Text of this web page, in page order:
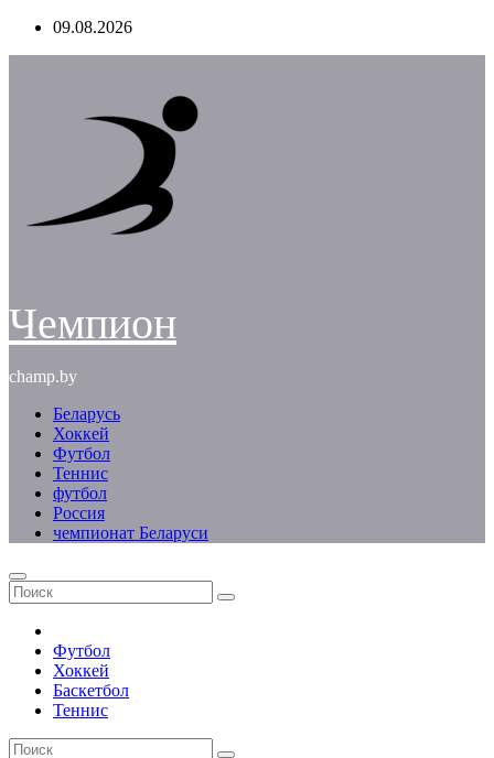
Перейти09.08.2026
Чемпион
champ.by
Беларусь
Хоккей
Футбол
Теннис
футбол
Россия
чемпионат Беларуси
Футбол
Хоккей
Баскетбол
Теннис